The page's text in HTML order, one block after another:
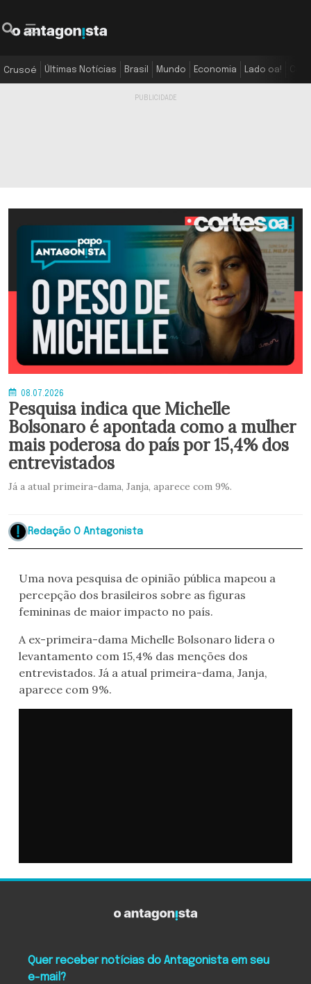
Crusoé Últimas Notícias Brasil Mundo Economia Lado oa!
08.07.2026
Pesquisa indica que Michelle
Bolsonaro é apontada como a mulher
mais poderosa do país por 15,4% dos
entrevistados
Já a atual primeira-dama, Janja, aparece com 9%.
Redação O Antagonista
Uma nova pesquisa de opinião pública mapeou a
percepção dos brasileiros sobre as figuras
femininas de maior impacto no país.
A ex-primeira-dama Michelle Bolsonaro lidera o
levantamento com 15,4% das menções dos
entrevistados. Já a atual primeira-dama, Janja,
aparece com 9%.
Quer receber notícias do Antagonista em seu
e-mail?